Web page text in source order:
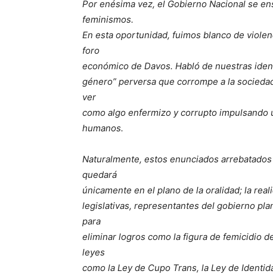
Por enésima vez, el Gobierno Nacional se
feminismos.
En esta oportunidad, fuimos blanco de
foro
económico de Davos. Habló de nuestras
género” perversa que corrompe a la
ver
como algo enfermizo y corrupto
humanos.
Naturalmente, estos enunciados
quedará
únicamente en el plano de la oralidad; la
legislativas, representantes del gobierno
para
eliminar logros como la figura de femicidio
leyes
como la Ley de Cupo Trans, la Ley de